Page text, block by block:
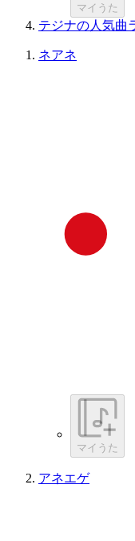
マイうた
テジナの人気曲
ネアネ
マイうた
アネエゲ